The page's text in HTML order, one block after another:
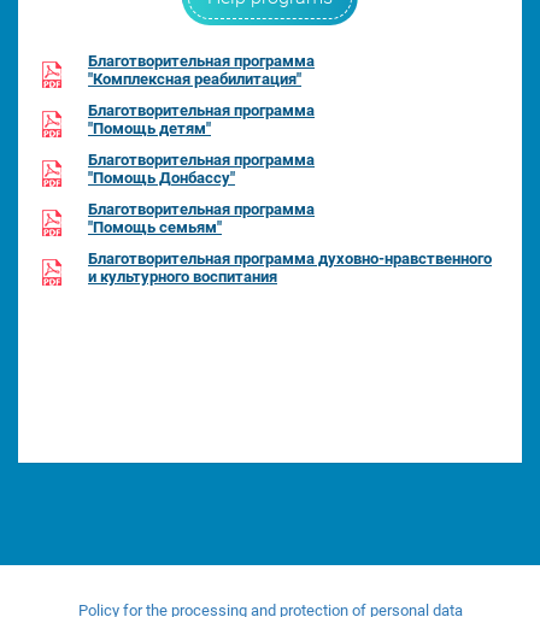
Благотворительная программа
"Комплексная реабилитация"
Благотворительная программа
"Помощь детям"
Благотворительная программа
"Помощь Донбассу"
Благотворительная программа
"Помощь семьям"
Благотворительная программа духовно-нравственного
и культурного воспитания
Policy for the processing and protection of personal data